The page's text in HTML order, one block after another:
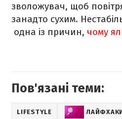
зволожувач, щоб
занадто сухим.
одна із причин, чому
Пов'язані теми:
LIFESTYLE